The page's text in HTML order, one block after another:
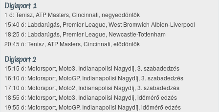
Digisport 1
1 ó: Tenisz, ATP Masters, Cincinnati, negyeddöntők
15:40 ó: Labdarúgás, Premier League, West Bromwich Albion-Liverpool
18:25 ó: Labdarúgás, Premier League, Newcastle-Tottenham
20:45 ó: Tenisz, ATP Masters, Cincinnati, elődöntők
Digisport 2
15:15 ó: Motorsport, Moto3, Indianapolisi Nagydíj, 3. szabadedzés
16:10 ó: Motorsport, MotoGP, Indianapolisi Nagydíj, 3. szabadedzés
17:10 ó: Motorsport, Moto2, Indianapolisi Nagydíj, 3. szabadedzés
18:55 ó: Motorsport, Moto3, Indianapolisi Nagydíj, időmérő edzés
19:55 ó: Motorsport, MotoGP, Indianapolisi Nagydíj, időmérő edzés